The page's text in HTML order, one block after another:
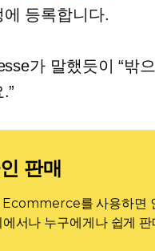
등록합니다.
가 말했듯이 “밖
판매
를 사용하면
서나 누구에게나 쉽게 판